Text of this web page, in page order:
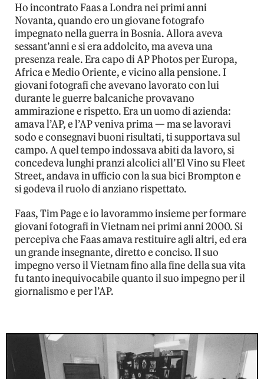
Ho incontrato Faas a Londra nei primi anni
Novanta, quando ero un giovane fotografo
impegnato nella guerra in Bosnia. Allora aveva
sessant’anni e si era addolcito, ma aveva una
presenza reale. Era capo di AP Photos per Europa,
Africa e Medio Oriente, e vicino alla pensione. I
giovani fotografi che avevano lavorato con lui
durante le guerre balcaniche provavano
ammirazione e rispetto. Era un uomo di azienda:
amava l’AP, e l’AP veniva prima — ma se lavoravi
sodo e consegnavi buoni risultati, ti supportava sul
campo. A quel tempo indossava abiti da lavoro, si
concedeva lunghi pranzi alcolici all’El Vino su Fleet
Street, andava in ufficio con la sua bici Brompton e
si godeva il ruolo di anziano rispettato.
Faas, Tim Page e io lavorammo insieme per formare
giovani fotografi in Vietnam nei primi anni 2000. Si
percepiva che Faas amava restituire agli altri, ed era
un grande insegnante, diretto e conciso. Il suo
impegno verso il Vietnam fino alla fine della sua vita
fu tanto inequivocabile quanto il suo impegno per il
giornalismo e per l’AP.